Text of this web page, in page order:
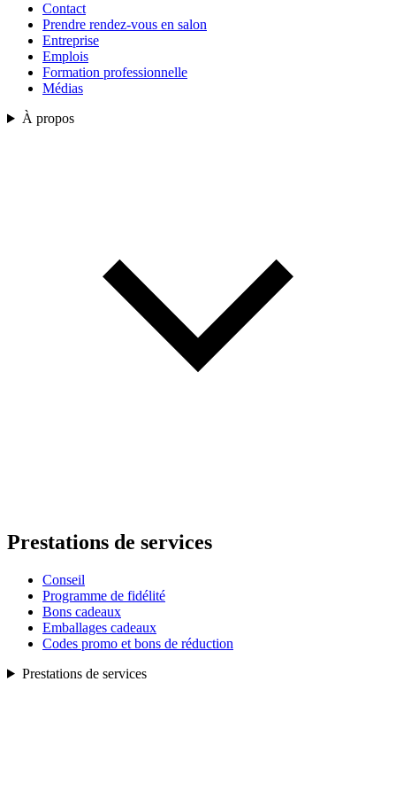
Contact
Prendre rendez-vous en salon
Entreprise
Emplois
Formation professionnelle
Médias
À propos
Prestations de services
Conseil
Programme de fidélité
Bons cadeaux
Emballages cadeaux
Codes promo et bons de réduction
Prestations de services